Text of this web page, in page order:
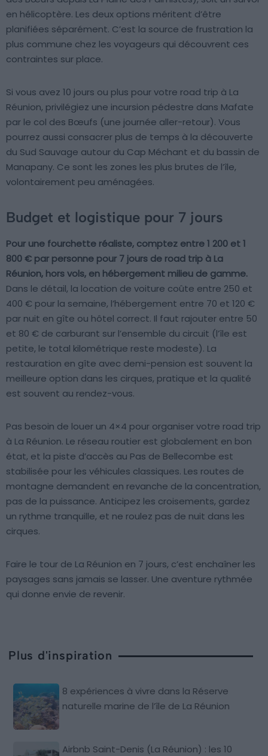
en hélicoptère. Les deux options méritent d’être
planifiées séparément. C’est la source de frustration la
plus commune chez les voyageurs qui découvrent ces
contraintes sur place.
Si vous avez 10 jours ou plus pour votre road trip à La
Réunion, privilégiez une incursion pédestre dans Mafate
par le col des Bœufs (une journée aller-retour). Vous
pourrez aussi consacrer plus de temps à la découverte
du Sud Sauvage autour du Cap Méchant et du bassin de
Manapany. Ce sont les zones les plus brutes de l’île,
volontairement peu aménagées.
Budget et logistique pour 7 jours
Pour une fourchette réaliste, comptez entre 1 200 et 1
800 € par personne pour 7 jours de road trip à La
Réunion, hors vols, en hébergement milieu de gamme.
Dans le détail, la location de voiture coûte entre 250 et
400 € pour la semaine, l’hébergement entre 70 et 120 €
par nuit en gîte ou hôtel correct. Il faut rajouter entre 50
et 80 € de carburant sur l’ensemble du circuit (l’île est
petite, le total kilométrique reste modeste). La
restauration en gîte avec demi-pension est souvent la
meilleure option dans les cirques, pratique et la qualité
est souvent au rendez-vous.
Pas besoin de louer un 4×4 pour organiser votre road trip
à La Réunion. Le réseau routier est globalement en bon
état, et la piste d’accès au Pas de Bellecombe est
stabilisée pour les véhicules classiques. Les routes de
montagne demandent en revanche de la concentration,
pas de la puissance. Anticipez les croisements, gardez
un rythme tranquille, et ne roulez pas de nuit dans les
cirques.
Faire le tour de La Réunion en 7 jours, c’est enchaîner les
paysages sans jamais se lasser. Une aventure rythmée
qui donne envie de revenir.
Plus d'inspiration
8 expériences à vivre dans la Réserve
naturelle marine de l’île de La Réunion
Airbnb Saint-Denis (La Réunion) : les 10